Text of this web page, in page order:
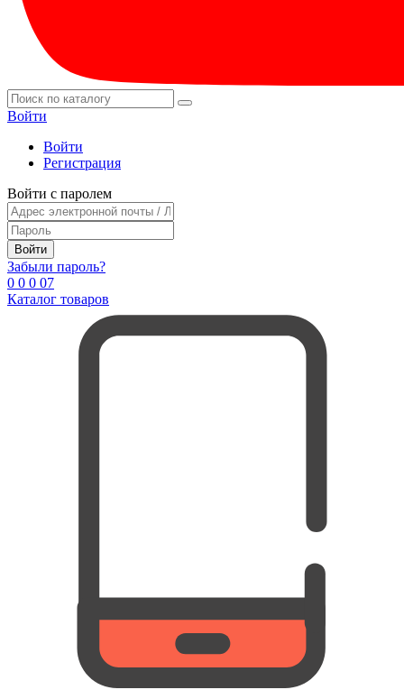
Войти
Войти
Регистрация
Войти с паролем
Войти
Забыли пароль?
0 0 0 07
Каталог товаров